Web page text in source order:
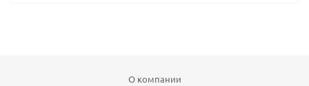
О компании